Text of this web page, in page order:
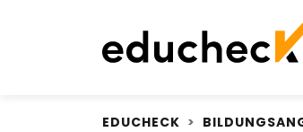
EDUCHECK